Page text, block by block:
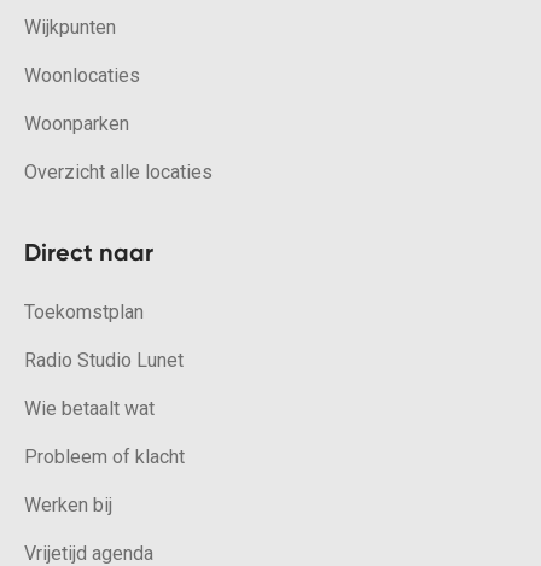
Wijkpunten
Woonlocaties
Woonparken
Overzicht alle locaties
Direct naar
Toekomstplan
Radio Studio Lunet
Wie betaalt wat
Probleem of klacht
Werken bij
Vrijetijd agenda